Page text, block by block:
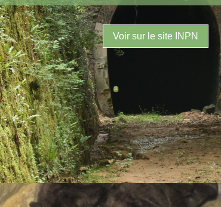
Voir sur le site INPN